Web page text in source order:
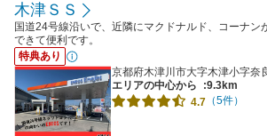
木津ＳＳ
国道24号線沿いで、近隣にマクドナルド、コーナン
できて便利です。
特典あり
京都府木津川市大字木津小字奈
エリアの中心から
:9.3km
4.7 （5件）